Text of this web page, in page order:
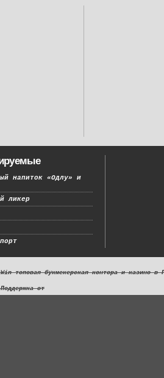
напиток «Одлу» и
ликер
топовая букмекерская контора и казино в
от